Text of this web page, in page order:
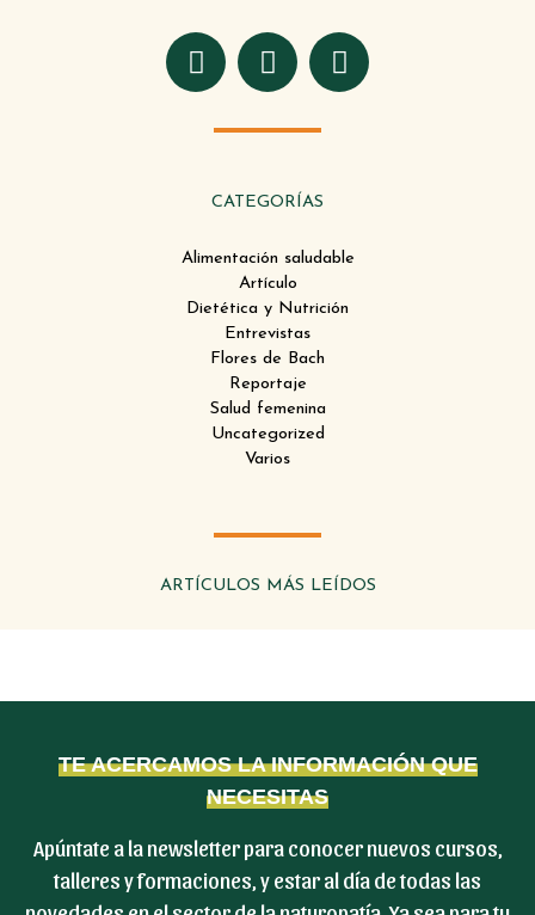
F
a
k
T
w
t
e
I
n
a
CATEGORÍAS
Alimentación saludable
Artículo
Dietética y Nutrición
Entrevistas
Flores de Bach
Reportaje
Salud femenina
Uncategorized
Varios
ARTÍCULOS MÁS LEÍDOS
TE ACERCAMOS LA INFORMACIÓN QUE
NECESITAS
Apúntate a la newsletter para conocer nuevos cursos,
talleres y formaciones, y estar al día de todas las